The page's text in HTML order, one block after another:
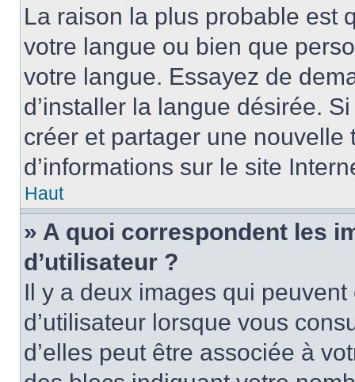
La raison la plus probable est
votre langue ou bien que
votre langue. Essayez de
d’installer la langue désirée.
créer et partager une
d’informations sur le site
Haut
» A quoi correspondent les
d’utilisateur ?
Il y a deux images qui
d’utilisateur lorsque vous
d’elles peut être associée à